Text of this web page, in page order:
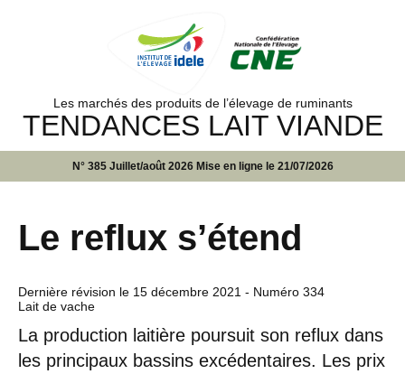
Les marchés des produits de l’élevage de ruminants
TENDANCES LAIT VIANDE
N° 385 Juillet/août 2026 Mise en ligne le 21/07/2026
Le reflux s’étend
Dernière révision le 15 décembre 2021 - Numéro 334
Lait de vache
La production laitière poursuit son reflux dans
les principaux bassins excédentaires. Les prix